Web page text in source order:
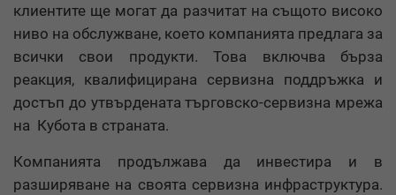
клиентите ще могат да разчитат на същото високо
ниво на обслужване, което компанията предлага за
всички свои продукти. Това включва бърза
реакция, квалифицирана сервизна поддръжка и
достъп до утвърдената търговско-сервизна мрежа
на Кубота в страната.
Компанията продължава да инвестира и в
разширяване на своята сервизна инфраструктура.